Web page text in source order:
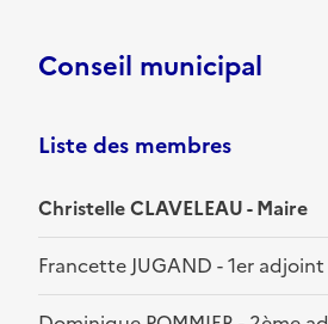
Conseil municipal
Liste des membres
Christelle CLAVELEAU - Maire
Francette JUGAND - 1er